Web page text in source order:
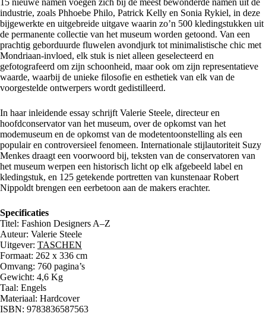
15 nieuwe namen voegen zich bij de meest bewonderde namen uit de
industrie, zoals Phhoebe Philo, Patrick Kelly en Sonia Rykiel, in deze
bijgewerkte en uitgebreide uitgave waarin zo’n 500 kledingstukken uit
de permanente collectie van het museum worden getoond. Van een
prachtig geborduurde fluwelen avondjurk tot minimalistische chic met
Mondriaan-invloed, elk stuk is niet alleen geselecteerd en
gefotografeerd om zijn schoonheid, maar ook om zijn representatieve
waarde, waarbij de unieke filosofie en esthetiek van elk van de
voorgestelde ontwerpers wordt gedistilleerd.
In haar inleidende essay schrijft Valerie Steele, directeur en
hoofdconservator van het museum, over de opkomst van het
modemuseum en de opkomst van de modetentoonstelling als een
populair en controversieel fenomeen. Internationale stijlautoriteit Suzy
Menkes draagt een voorwoord bij, teksten van de conservatoren van
het museum werpen een historisch licht op elk afgebeeld label en
kledingstuk, en 125 getekende portretten van kunstenaar Robert
Nippoldt brengen een eerbetoon aan de makers erachter.
Specificaties
Titel: Fashion Designers A–Z
Auteur: Valerie Steele
Uitgever: TASCHEN
Formaat: 262 x 336 cm
Omvang: 760 pagina’s
Gewicht: 4,6 Kg
Taal: Engels
Materiaal: Hardcover
ISBN: 9783836587563